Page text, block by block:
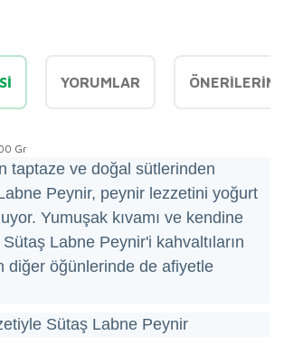
YORUMLAR
Gr
taptaze ve doğal sütlerinden
Peynir, peynir lezzetini yoğurt
Yumuşak kıvamı ve kendine
Labne Peynir'i kahvaltıların
diğer öğünlerinde de afiyetle
Sütaş Labne Peynir